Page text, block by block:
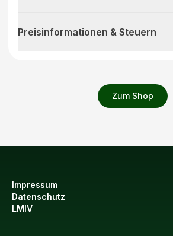
Zum Shop
Preisinformationen & Steuern
Impressum
Datenschutz
LMIV